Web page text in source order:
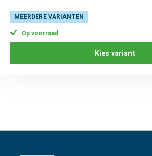
MEERDERE VARIANTEN
Op voorraad
Kies variant